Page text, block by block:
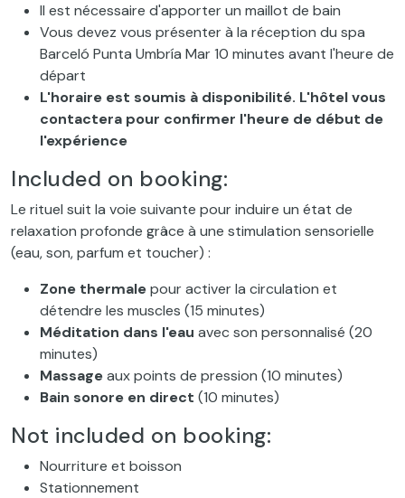
Il est nécessaire d'apporter un maillot de bain
Vous devez vous présenter à la réception du spa
Barceló Punta Umbría Mar 10 minutes avant l'heure de
départ
L'horaire est soumis à disponibilité. L'hôtel vous
contactera pour confirmer l'heure de début de
l'expérience
Included on booking:
Le rituel suit la voie suivante pour induire un état de
relaxation profonde grâce à une stimulation sensorielle
(eau, son, parfum et toucher) :
Zone thermalepour activer la circulation et
détendre les muscles (15 minutes)
Méditation dans l'eau avec son personnalisé (20
minutes)
Massageaux points de pression (10 minutes)
Bain sonore en direct (10 minutes)
Not included on booking:
Nourriture et boisson
Stationnement